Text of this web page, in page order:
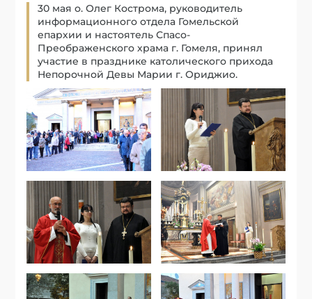
30 мая о. Олег Кострома, руководитель
информационного отдела Гомельской
епархии и настоятель Спасо-
Преображенского храма г. Гомеля, принял
участие в празднике католического прихода
Непорочной Девы Марии г. Ориджио.